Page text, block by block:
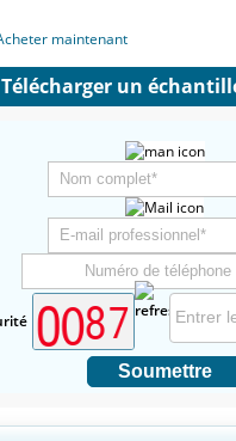
maintenant
Télécharger un
Soumettre